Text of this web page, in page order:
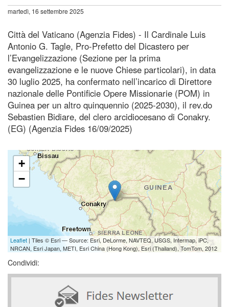
martedì, 16 settembre 2025
Città del Vaticano (Agenzia Fides) - Il Cardinale Luis
Antonio G. Tagle, Pro-Prefetto del Dicastero per
l’Evangelizzazione (Sezione per la prima
evangelizzazione e le nuove Chiese particolari), in data
30 luglio 2025, ha confermato nell’incarico di Direttore
nazionale delle Pontificie Opere Missionarie (POM) in
Guinea per un altro quinquennio (2025-2030), il rev.do
Sebastien Bidiare, del clero arcidiocesano di Conakry.
(EG) (Agenzia Fides 16/09/2025)
+
−
Leaflet | Tiles © Esri — Source: Esri, DeLorme, NAVTEQ, USGS, Intermap, iPC,
NRCAN, Esri Japan, METI, Esri China (Hong Kong), Esri (Thailand), TomTom, 2012
Condividi: